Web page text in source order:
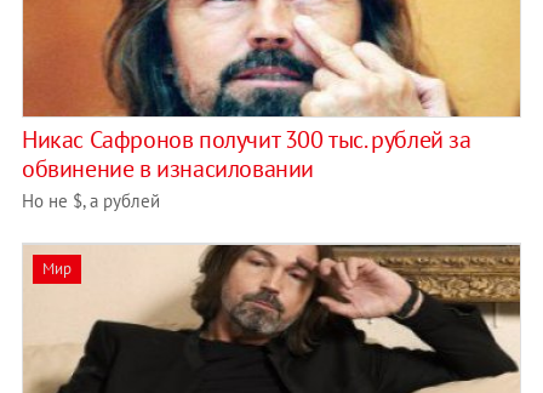
Никас Сафронов получит 300 тыс. рублей за
обвинение в изнасиловании
Но не $, а рублей
Мир